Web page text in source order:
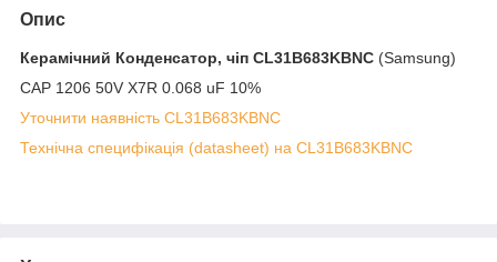
Опис
Керамічний Конденсатор, чіп CL31B683KBNC (Samsung)
CAP 1206 50V X7R 0.068 uF 10%
Уточнити наявність CL31B683KBNC
Технічна специфікація (datasheet) на CL31B683KBNC